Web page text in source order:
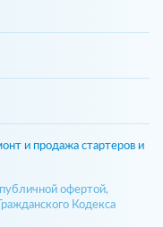
и продажа стартеров и
офертой,
Кодекса